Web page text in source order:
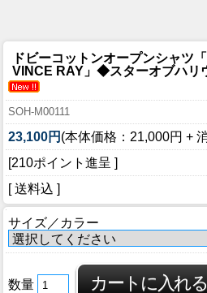
ドビーコットンオープンシャツ
VINCE RAY」◆スターオブハリ
SOH-M00111
23,100円 (本体価格：21,000円 +
[210ポイント進呈 ]
[ 送料込 ]
サイズ／カラー
数量